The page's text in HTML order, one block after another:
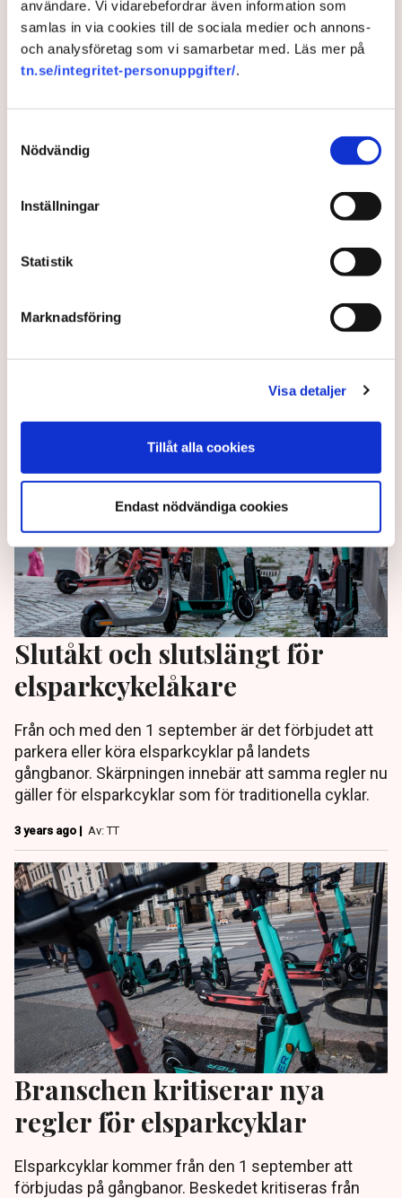
användare. Vi vidarebefordrar även information som
samlas in via cookies till de sociala medier och annons-
och analysföretag som vi samarbetar med. Läs mer på
tn.se/integritet-personuppgifter/.
Nödvändig
Inställningar
Statistik
Marknadsföring
Visa detaljer
Tillåt alla cookies
Endast nödvändiga cookies
Voi skär ned – 130 tjänster
försvinner
sparpaket efter förra årets förlust på 888 miljoner
Dagens
industri.
Slutåkt och slutslängt för
elsparkcykelåkare
Från och med den 1 september är det förbjudet att
parkera eller köra elsparkcyklar på landets
gångbanor. Skärpningen innebär att samma regler nu
gäller för elsparkcyklar som för traditionella cyklar.
3 years ago | Av: TT
Branschen kritiserar nya
regler för elsparkcyklar
Elsparkcyklar kommer från den 1 september att
förbjudas på gångbanor. Beskedet kritiseras från